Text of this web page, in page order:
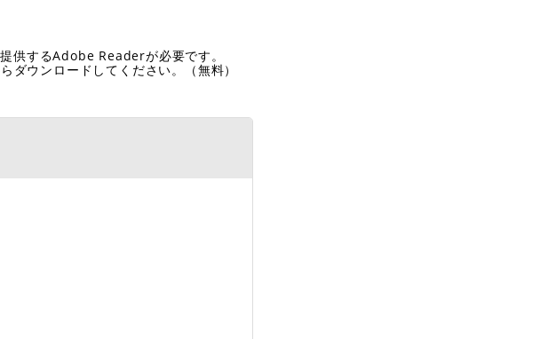
供するAdobe Readerが必要です。
ウンロードしてください。（無料）